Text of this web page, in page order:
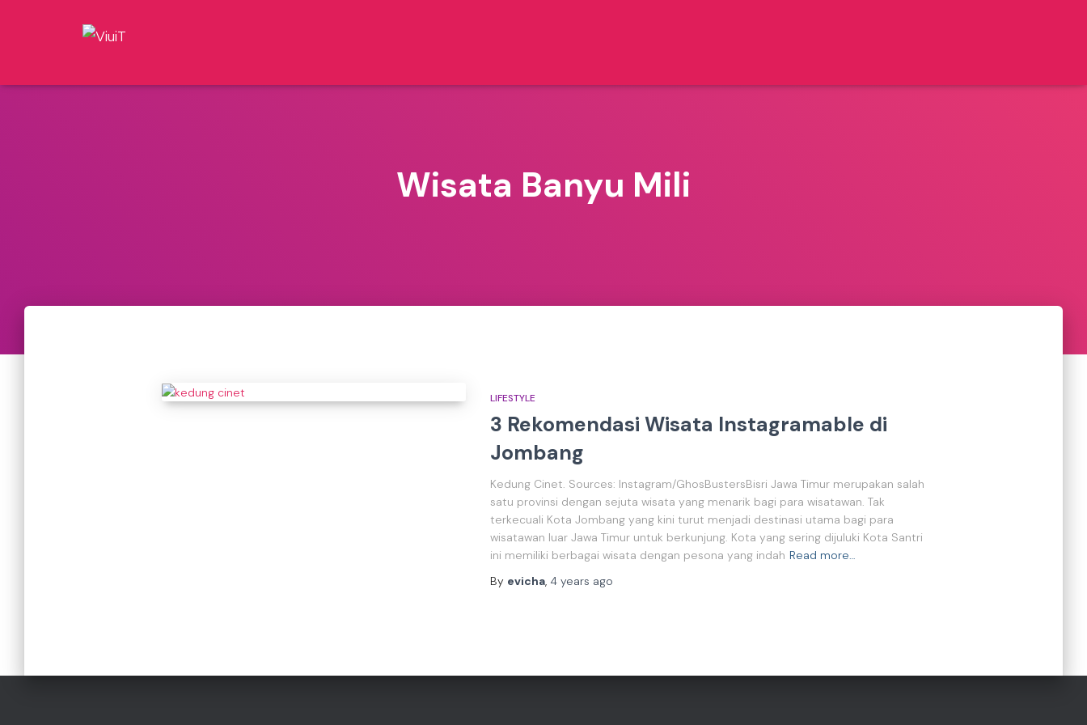
Wisata Banyu Mili
LIFESTYLE
3 Rekomendasi Wisata Instagramable di
Jombang
Kedung Cinet. Sources: Instagram/GhosBustersBisri Jawa Timur merupakan salah
satu provinsi dengan sejuta wisata yang menarik bagi para wisatawan. Tak
terkecuali Kota Jombang yang kini turut menjadi destinasi utama bagi para
wisatawan luar Jawa Timur untuk berkunjung. Kota yang sering dijuluki Kota Santri
ini memiliki berbagai wisata dengan pesona yang indah Read more…
By evicha, 4 years ago